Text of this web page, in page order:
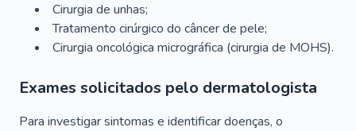
Cirurgia de unhas;
Tratamento cirúrgico do câncer de pele;
Cirurgia oncológica micrográfica (cirurgia de MOHS).
Exames solicitados pelo dermatologista
Para investigar sintomas e identificar doenças, o